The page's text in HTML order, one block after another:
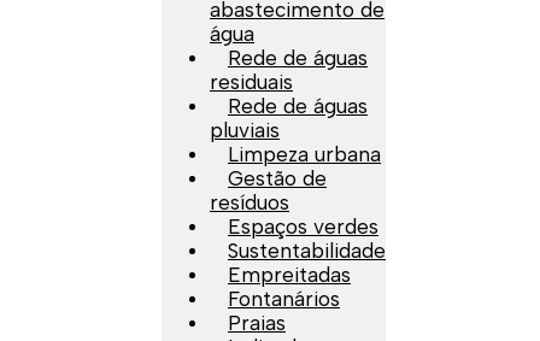
abastecimento de
água
Rede de águas
residuais
Rede de águas
pluviais
Limpeza urbana
Gestão de
resíduos
Espaços verdes
Sustentabilidade
Empreitadas
Fontanários
Praias